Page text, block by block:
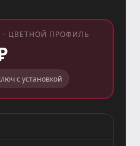
- ЦВЕТНОЙ ПРОФИЛЬ
с установкой